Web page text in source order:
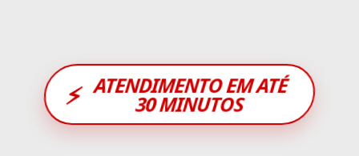
⚡ ATENDIMENTO EM ATÉ
30 MINUTOS